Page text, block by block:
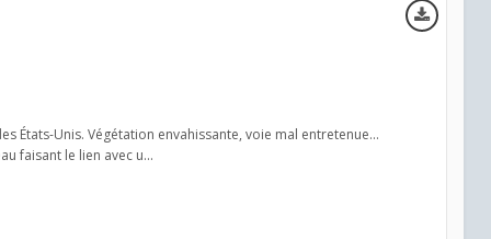
Unis. Végétation envahissante, voie mal entretenue...
faisant le lien avec u...